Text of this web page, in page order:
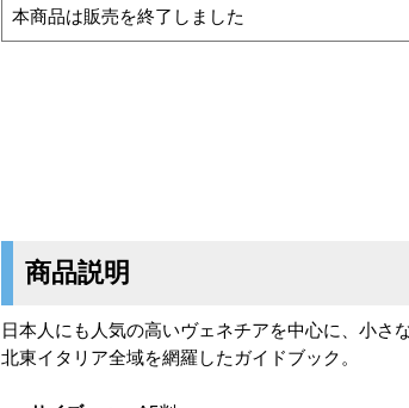
本商品は販売を終了しました
商品説明
日本人にも人気の高いヴェネチアを中心に、小さ
北東イタリア全域を網羅したガイドブック。